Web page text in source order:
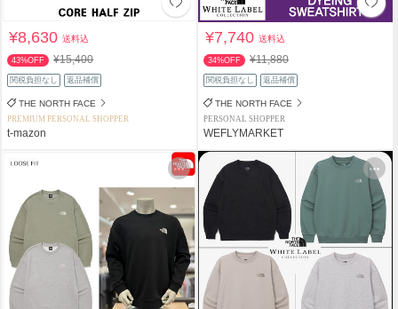
¥8,630送料込
43%OFF ¥15,400
関税負担なし 返品補償
THE NORTH FACE
PREMIUM PERSONAL SHOPPER
t-mazon
¥7,740送料込
34%OFF ¥11,880
関税負担なし 返品補償
THE NORTH FACE
PERSONAL SHOPPER
WEFLYMARKET